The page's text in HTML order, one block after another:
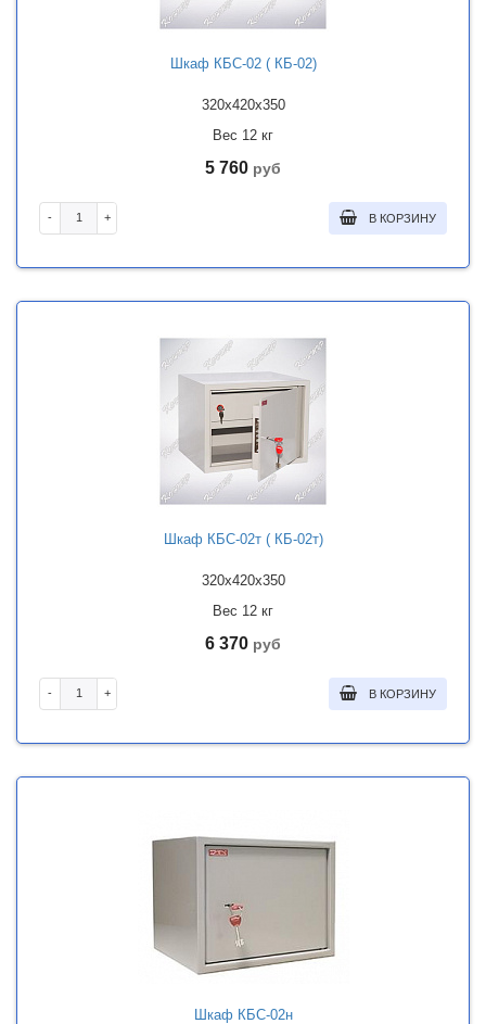
Шкаф КБС-02 ( КБ-02)
320x420x350
Вес 12 кг
5 760 руб
- + В КОРЗИНУ
Шкаф КБС-02т ( КБ-02т)
320x420x350
Вес 12 кг
6 370 руб
- + В КОРЗИНУ
Шкаф КБС-02н